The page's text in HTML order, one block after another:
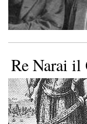
Re Narai il